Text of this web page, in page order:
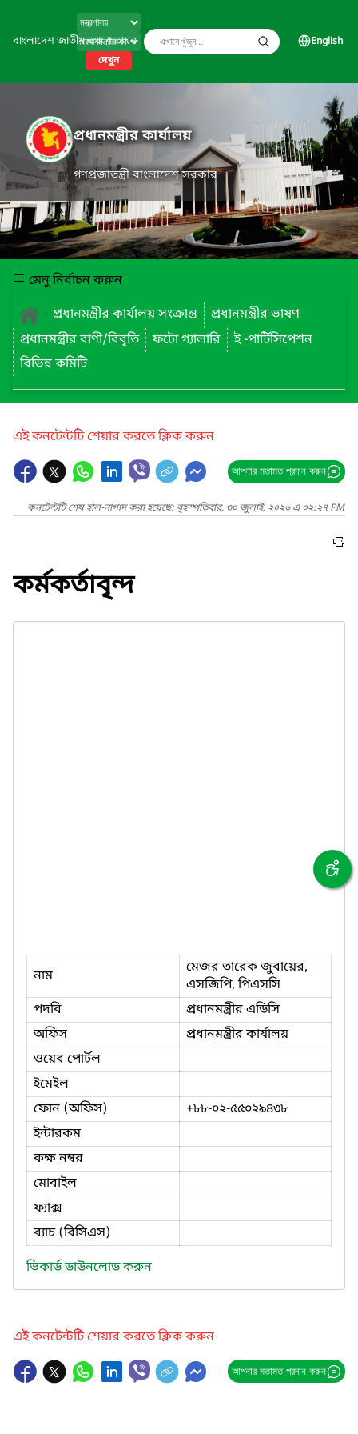
বাংলাদেশ জাতীয় তথ্য বাতায়ন
দেখুন
English
প্রধানমন্ত্রীর কার্যালয়
গণপ্রজাতন্ত্রী বাংলাদেশ সরকার
মেনু নির্বাচন করুন
প্রধানমন্ত্রীর কার্যালয় সংক্রান্ত
প্রধানমন্ত্রীর ভাষণ
প্রধানমন্ত্রীর বাণী/বিবৃতি
ফটো গ্যালারি
ই -পার্টিসিপেশন
বিভিন্ন কমিটি
এই কনটেন্টটি শেয়ার করতে ক্লিক করুন
আপনার মতামত প্রদান করুন
কনটেন্টটি শেষ হাল-নাগাদ করা হয়েছে: বৃহস্পতিবার, ৩০ জুলাই, ২০২৬ এ ০২:২৭ PM
কর্মকর্তাবৃন্দ
নাম
মেজর তারেক জুবায়ের,
এসজিপি, পিএসসি
পদবি
প্রধানমন্ত্রীর এডিসি
অফিস
প্রধানমন্ত্রীর কার্যালয়
ওয়েব পোর্টল
ইমেইল
ফোন (অফিস)
+৮৮-০২-৫৫০২৯৪৩৮
ইন্টারকম
কক্ষ নম্বর
মোবাইল
ফ্যাক্স
ব্যাচ (বিসিএস)
ভিকার্ড ডাউনলোড করুন
এই কনটেন্টটি শেয়ার করতে ক্লিক করুন
আপনার মতামত প্রদান করুন